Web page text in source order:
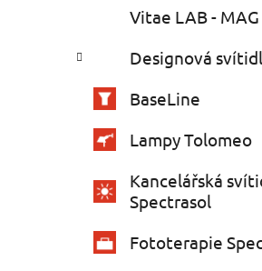
Vitae LAB - MAG
Designová
BaseLine
Lampy Tolomeo
Kancelářská
Spectrasol
Fototerapie